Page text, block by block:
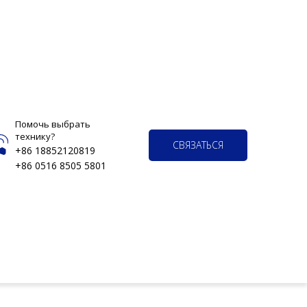
Помочь выбрать
технику?
+86 18852120819
+86 0516 8505 5801
СВЯЗАТЬСЯ